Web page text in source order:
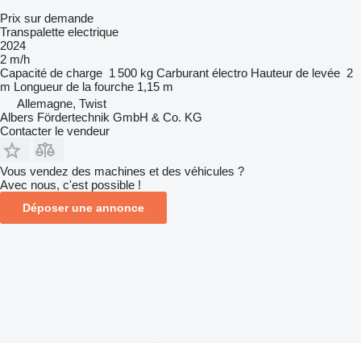
Prix sur demande
Transpalette electrique
2024
2 m/h
Capacité de charge 1 500 kg Carburant électro Hauteur de levée 2
m Longueur de la fourche 1,15 m
Allemagne, Twist
Albers Fördertechnik GmbH & Co. KG
Contacter le vendeur
Vous vendez des machines et des véhicules ?
Avec nous, c'est possible !
Déposer une annonce